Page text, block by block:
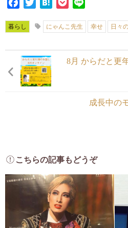
FacebookTwitterHatenaPocket
暮らし にゃんこ先生 幸せ 日々
8月 からだと更
成長中の
こちらの記事もどうぞ